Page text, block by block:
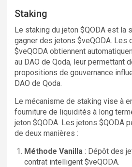
Staking
Le staking du jeton $QODA est la
gagner des jetons $veQODA. Les
$veQODA obtiennent
au DAO de Qoda, leur permettant
propositions de gouvernance
DAO de Qoda.
Le mécanisme de staking vise à
fourniture de liquidités à long
jeton $QODA. Les jetons $QODA
de deux manières :
Méthode Vanilla : Dépôt des
contrat intelligent $veQODA.